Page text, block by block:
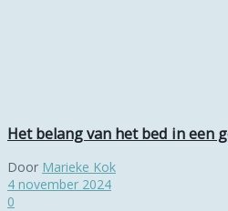
Het belang van het bed in een
Door Marieke Kok
4 november 2024
0